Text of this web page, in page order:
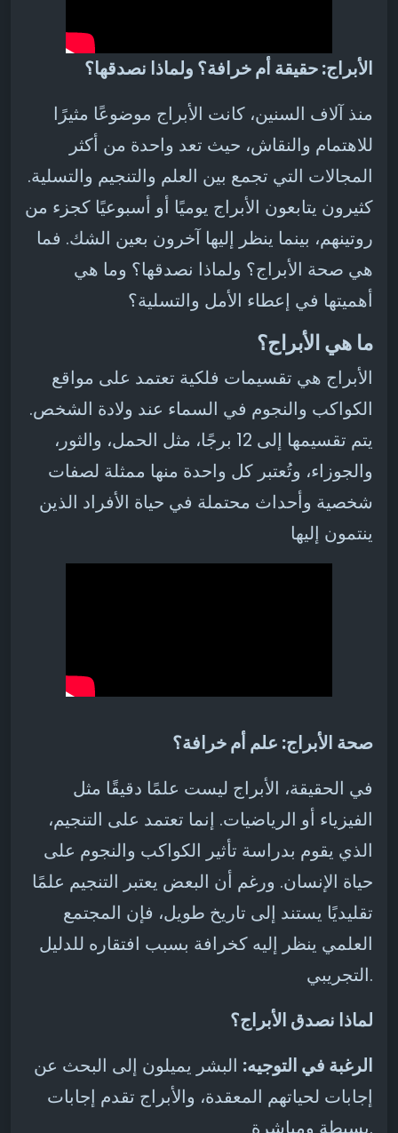
الأبراج: حقيقة أم خرافة؟ ولماذا نصدقها؟
منذ آلاف السنين، كانت الأبراج موضوعًا مثيرًا
للاهتمام والنقاش، حيث تعد واحدة من أكثر
المجالات التي تجمع بين العلم والتنجيم والتسلية.
كثيرون يتابعون الأبراج يوميًا أو أسبوعيًا كجزء من
روتينهم، بينما ينظر إليها آخرون بعين الشك. فما
هي صحة الأبراج؟ ولماذا نصدقها؟ وما هي
أهميتها في إعطاء الأمل والتسلية؟
ما هي الأبراج؟
الأبراج هي تقسيمات فلكية تعتمد على مواقع
الكواكب والنجوم في السماء عند ولادة الشخص.
يتم تقسيمها إلى 12 برجًا، مثل الحمل، والثور،
والجوزاء، وتُعتبر كل واحدة منها ممثلة لصفات
شخصية وأحداث محتملة في حياة الأفراد الذين
ينتمون إليها
صحة الأبراج: علم أم خرافة؟
في الحقيقة، الأبراج ليست علمًا دقيقًا مثل
الفيزياء أو الرياضيات. إنما تعتمد على التنجيم،
الذي يقوم بدراسة تأثير الكواكب والنجوم على
حياة الإنسان. ورغم أن البعض يعتبر التنجيم علمًا
تقليديًا يستند إلى تاريخ طويل، فإن المجتمع
العلمي ينظر إليه كخرافة بسبب افتقاره للدليل
التجريبي.
لماذا نصدق الأبراج؟
الرغبة في التوجيه: البشر يميلون إلى البحث عن
إجابات لحياتهم المعقدة، والأبراج تقدم إجابات
بسيطة ومباشرة.